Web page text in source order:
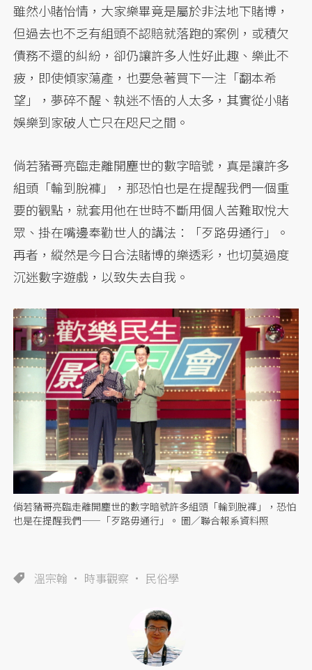
雖然小賭怡情，大家樂畢竟是屬於非法地下賭博，
但過去也不乏有組頭不認賠就落跑的案例，或積欠
債務不還的糾紛，卻仍讓許多人性好此趣、樂此不
疲，即使傾家蕩產，也要急著買下一注「翻本希
望」，夢碎不醒、執迷不悟的人太多，其實從小賭
娛樂到家破人亡只在咫尺之間。
倘若豬哥亮臨走離開塵世的數字暗號，真是讓許多
組頭「輸到脫褲」，那恐怕也是在提醒我們一個重
要的觀點，就套用他在世時不斷用個人苦難取悅大
眾、掛在嘴邊奉勸世人的講法：「歹路毋通行」。
再者，縱然是今日合法賭博的樂透彩，也切莫過度
沉迷數字遊戲，以致失去自我。
倘若豬哥亮臨走離開塵世的數字暗號許多組頭「輸到脫褲」，恐怕
也是在提醒我們——「歹路毋通行」。 圖／聯合報系資料照
溫宗翰 時事觀察 民俗學